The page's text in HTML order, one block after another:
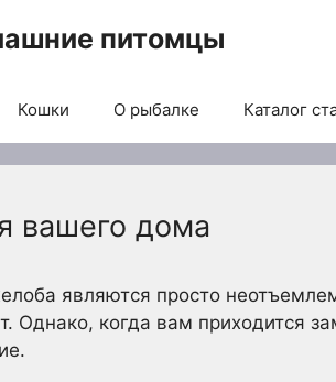
питомцы
Кошки О рыбалке Каталог
вашего дома
являются просто
Однако, когда вам приходится